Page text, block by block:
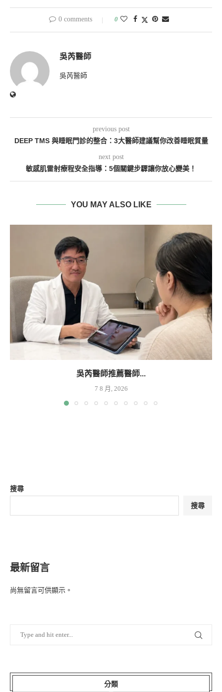
0 comments 0
吳芮醫師
吳芮醫師
previous post
DEEP TMS 與睡眠門診的整合：3大醫師建議幫你改善睡眠質量
next post
敏感肌雷射療程安全指導：5個關鍵步驟讓你放心變美！
YOU MAY ALSO LIKE
吳芮醫師推薦醫師...
7 8 月, 2026
搜尋
搜尋
最新留言
尚無留言可供顯示。
分類